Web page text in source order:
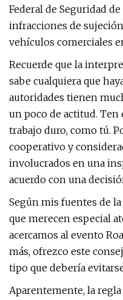
Federal de Seguridad
infracciones de
vehículos comerciales
Recuerde que la
sabe cualquiera que
autoridades tienen
un poco de actitud.
trabajo duro, como tú.
cooperativo y
involucrados en una
acuerdo con una
Según mis fuentes de
que merecen especial
acercamos al evento
más, ofrezco este
tipo que debería
Aparentemente, la regla